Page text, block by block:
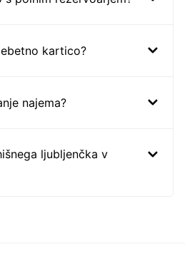
kartico?
najema?
ljubljenčka v